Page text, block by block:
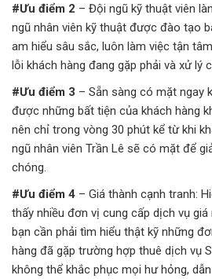
#Ưu điểm 2 – Đội ngũ kỹ thuật viên
ngũ nhân viên kỹ thuật được đào tạo
am hiểu sâu sắc, luôn làm việc tận
lỗi khách hàng đang gặp phải và xử lý
#Ưu điểm 3 – Sẵn sàng có mặt ngay
được những bất tiện của khách hàng
nên chỉ trong vòng 30 phút kể từ khi
ngũ nhân viên Trần Lê sẽ có mặt để
chóng.
#Ưu điểm 4 – Giá thành cạnh tranh:
thấy nhiều đơn vị cung cấp dịch vụ
bạn cần phải tìm hiểu thật kỹ những
hàng đã gặp trường hợp thuê dịch vụ
không thể khắc phục mọi hư hỏng,